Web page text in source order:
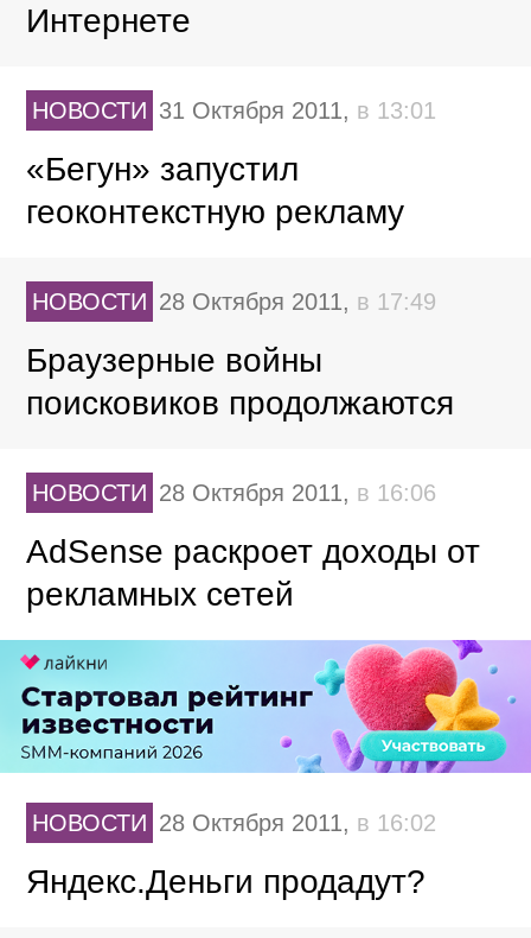
Интернете
НОВОСТИ 31 Октября 2011, в 13:01
«Бегун» запустил
геоконтекстную рекламу
НОВОСТИ 28 Октября 2011, в 17:49
Браузерные войны
поисковиков продолжаются
НОВОСТИ 28 Октября 2011, в 16:06
AdSense раскроет доходы от
рекламных сетей
НОВОСТИ 28 Октября 2011, в 16:02
Яндекс.Деньги продадут?